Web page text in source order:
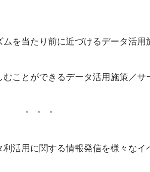
ムを当たり前に近づけるデータ活用
ことができるデータ活用施策／サ
活用に関する情報発信を様々なイ